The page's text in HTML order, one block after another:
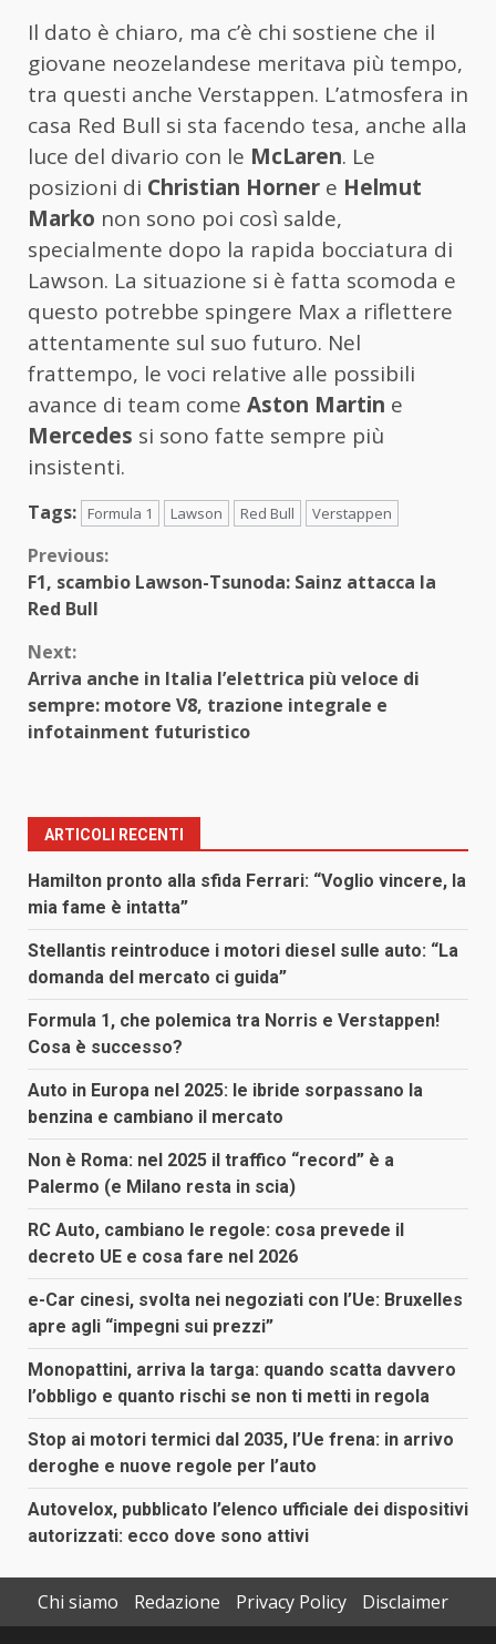
Il dato è chiaro, ma c’è chi sostiene che il
giovane neozelandese meritava più tempo,
tra questi anche Verstappen. L’atmosfera in
casa Red Bull si sta facendo tesa, anche alla
luce del divario con le McLaren. Le
posizioni di Christian Horner e Helmut
Marko non sono poi così salde,
specialmente dopo la rapida bocciatura di
Lawson. La situazione si è fatta scomoda e
questo potrebbe spingere Max a riflettere
attentamente sul suo futuro. Nel
frattempo, le voci relative alle possibili
avance di team come Aston Martin e
Mercedes si sono fatte sempre più
insistenti.
Tags: Formula 1 Lawson Red Bull Verstappen
Continue
Reading
Previous:
F1, scambio Lawson-Tsunoda: Sainz attacca la
Red Bull
Next:
Arriva anche in Italia l’elettrica più veloce di
sempre: motore V8, trazione integrale e
infotainment futuristico
ARTICOLI RECENTI
Hamilton pronto alla sfida Ferrari: “Voglio vincere, la
mia fame è intatta”
Stellantis reintroduce i motori diesel sulle auto: “La
domanda del mercato ci guida”
Formula 1, che polemica tra Norris e Verstappen!
Cosa è successo?
Auto in Europa nel 2025: le ibride sorpassano la
benzina e cambiano il mercato
Non è Roma: nel 2025 il traffico “record” è a
Palermo (e Milano resta in scia)
RC Auto, cambiano le regole: cosa prevede il
decreto UE e cosa fare nel 2026
e-Car cinesi, svolta nei negoziati con l’Ue: Bruxelles
apre agli “impegni sui prezzi”
Monopattini, arriva la targa: quando scatta davvero
l’obbligo e quanto rischi se non ti metti in regola
Stop ai motori termici dal 2035, l’Ue frena: in arrivo
deroghe e nuove regole per l’auto
Autovelox, pubblicato l’elenco ufficiale dei dispositivi
autorizzati: ecco dove sono attivi
Chi siamo Redazione Privacy Policy
Disclaimer